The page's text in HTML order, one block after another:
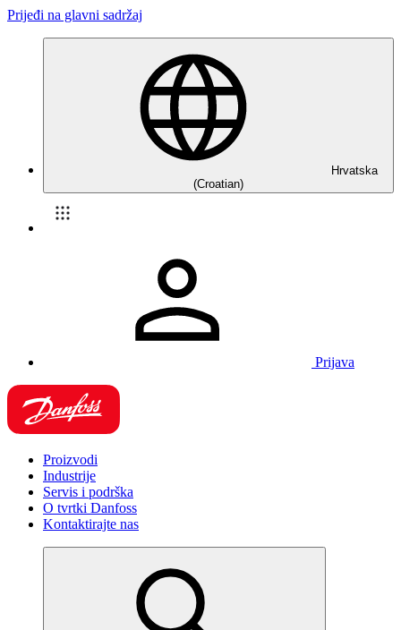
Prijeđi na glavni sadržaj
Hrvatska
(Croatian)
Prijava
Proizvodi
Industrije
Servis i podrška
O tvrtki Danfoss
Kontaktirajte nas